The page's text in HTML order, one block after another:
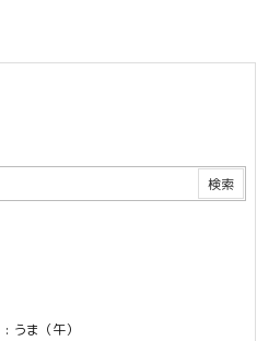
: うま（午）